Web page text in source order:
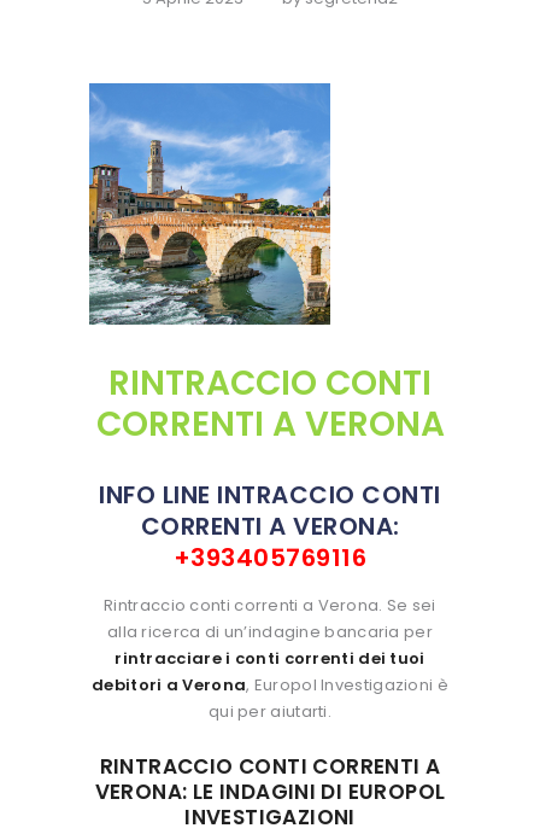
RINTRACCIO CONTI
CORRENTI A VERONA
INFO LINE INTRACCIO CONTI
CORRENTI A VERONA:
+393405769116
Rintraccio conti correnti a Verona. Se sei
alla ricerca di un’indagine bancaria per
rintracciare i conti correnti dei tuoi
debitori a Verona, Europol Investigazioni è
qui per aiutarti.
RINTRACCIO CONTI CORRENTI A
VERONA: LE INDAGINI DI EUROPOL
INVESTIGAZIONI